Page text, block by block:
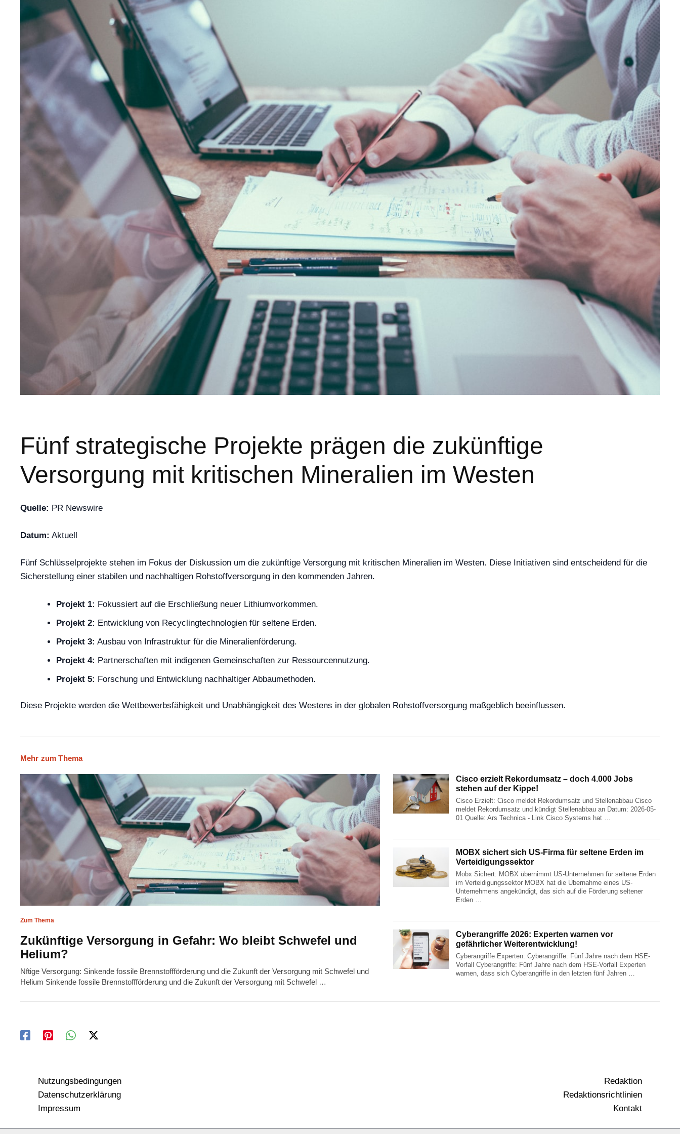
Fünf strategische Projekte prägen die zukünftige
Versorgung mit kritischen Mineralien im Westen
Quelle: PR Newswire
Datum: Aktuell
Fünf Schlüsselprojekte stehen im Fokus der Diskussion um die zukünftige Versorgung mit kritischen Mineralien im Westen. Diese Initiativen sind entscheidend für die
Sicherstellung einer stabilen und nachhaltigen Rohstoffversorgung in den kommenden Jahren.
Projekt 1: Fokussiert auf die Erschließung neuer Lithiumvorkommen.
Projekt 2: Entwicklung von Recyclingtechnologien für seltene Erden.
Projekt 3: Ausbau von Infrastruktur für die Mineralienförderung.
Projekt 4: Partnerschaften mit indigenen Gemeinschaften zur Ressourcennutzung.
Projekt 5: Forschung und Entwicklung nachhaltiger Abbaumethoden.
Diese Projekte werden die Wettbewerbsfähigkeit und Unabhängigkeit des Westens in der globalen Rohstoffversorgung maßgeblich beeinflussen.
Mehr zum Thema
Zum Thema
Zukünftige Versorgung in Gefahr: Wo bleibt Schwefel und
Helium?
Nftige Versorgung: Sinkende fossile Brennstoffförderung und die Zukunft der Versorgung mit Schwefel und
Helium Sinkende fossile Brennstoffförderung und die Zukunft der Versorgung mit Schwefel …
Cisco erzielt Rekordumsatz – doch 4.000 Jobs
stehen auf der Kippe!
Cisco Erzielt: Cisco meldet Rekordumsatz und Stellenabbau Cisco
meldet Rekordumsatz und kündigt Stellenabbau an Datum: 2026-05-
01 Quelle: Ars Technica - Link Cisco Systems hat …
MOBX sichert sich US-Firma für seltene Erden im
Verteidigungssektor
Mobx Sichert: MOBX übernimmt US-Unternehmen für seltene Erden
im Verteidigungssektor MOBX hat die Übernahme eines US-
Unternehmens angekündigt, das sich auf die Förderung seltener
Erden …
Cyberangriffe 2026: Experten warnen vor
gefährlicher Weiterentwicklung!
Cyberangriffe Experten: Cyberangriffe: Fünf Jahre nach dem HSE-
Vorfall Cyberangriffe: Fünf Jahre nach dem HSE-Vorfall Experten
warnen, dass sich Cyberangriffe in den letzten fünf Jahren …
Nutzungsbedingungen
Datenschutzerklärung
Impressum
Redaktion
Redaktionsrichtlinien
Kontakt